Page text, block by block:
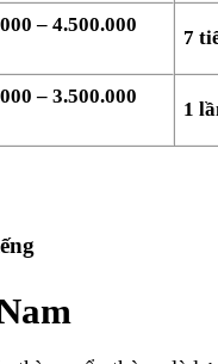
– 4.500.000
7
– 3.500.000
1